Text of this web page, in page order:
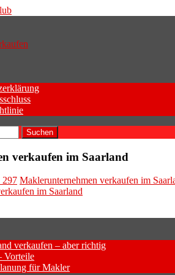
Club
verkaufen im Saarland
297 Maklerunternehmen verkaufen im
Makler oder Inhaber
verkaufen – aber richtig
Vorteile
für Makler